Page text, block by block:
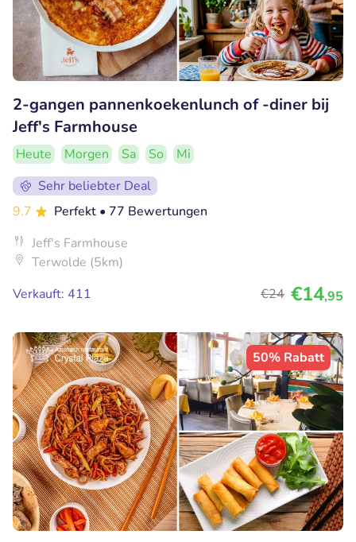
2-gangen pannenkoekenlunch of -diner bij
Jeff's Farmhouse
Heute Morgen Sa So
Mi
Sehr beliebter Deal
9.7
Perfekt • 77 Bewertungen
Jeff's Farmhouse
Terwolde (5km)
Verkauft: 411
€24 €14,95
50% Rabatt